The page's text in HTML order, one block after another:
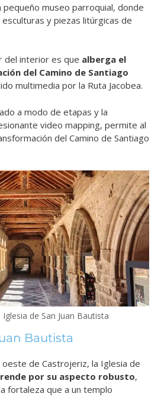
pequeño museo parroquial, donde
y piezas litúrgicas de
del interior es que alberga el
del Camino de Santiago
multimedia por la Ruta Jacobea.
a modo de etapas y la
video mapping, permite al
del Camino de Santiago
de San Juan Bautista
Bautista
de Castrojeriz, la Iglesia de
por su aspecto robusto,
fortaleza que a un templo